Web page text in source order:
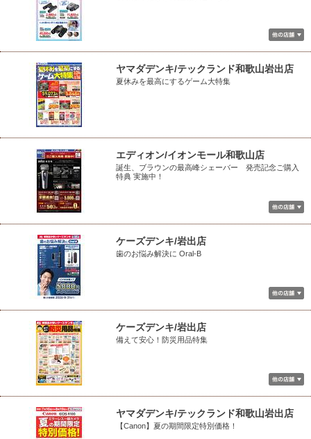
ヤマダデンキ/テックランド和歌山岩出店
夏休みを最高にするゲーム大特集
エディオン/イオンモール和歌山店
誕生、ブラウンの最高峰シェーバー 発売記念ご購入
特典 実施中！
ケーズデンキ/岩出店
歯のお悩み解決に Oral-B
ケーズデンキ/岩出店
備えて安心！防災用品特集
ヤマダデンキ/テックランド和歌山岩出店
【Canon】夏の期間限定特別価格！